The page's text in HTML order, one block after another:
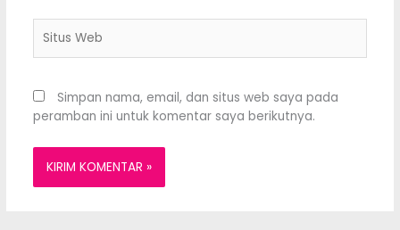
Web
Simpan nama, email, dan situs web saya pada
peramban ini untuk komentar saya berikutnya.